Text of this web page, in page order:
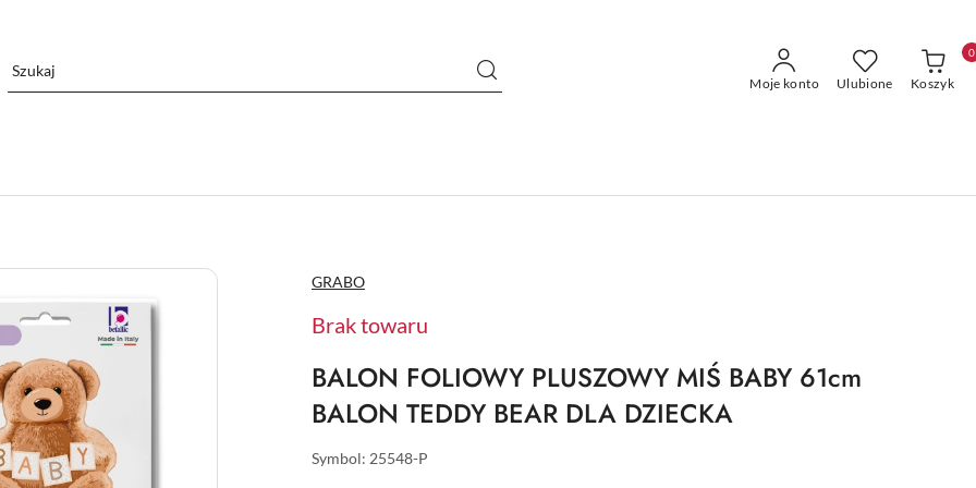
Moje konto Ulubione Koszyk
0
NAZWA
PRODUCENTA:
GRABO
Brak towaru
BALON FOLIOWY PLUSZOWY MIŚ BABY 61cm
BALON TEDDY BEAR DLA DZIECKA
Symbol: 25548-P